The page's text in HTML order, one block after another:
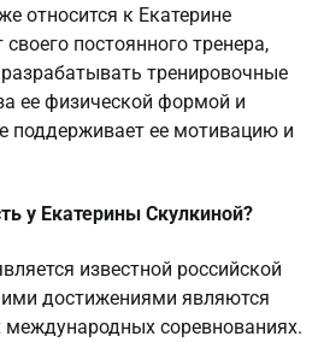
относится к Екатерине
постоянного тренера,
тренировочные
ее физической формой и
поддерживает ее мотивацию и
у Екатерины Скулкиной?
известной российской
достижениями являются
соревнованиях.